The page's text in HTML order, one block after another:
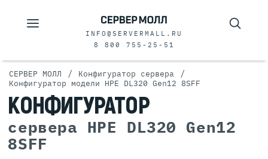
INFO@SERVERMALL.RU
8 800 755-25-51
СЕРВЕР МОЛЛ / Конфигуратор сервера /
Конфигуратор модели HPE DL320 Gen12 8SFF
КОНФИГУРАТОР
сервера HPE DL320 Gen12
8SFF